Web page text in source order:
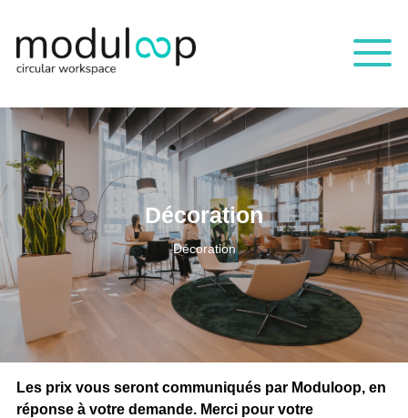
Décoration
Décoration
Les prix vous seront communiqués par Moduloop, en
réponse à votre demande. Merci pour votre